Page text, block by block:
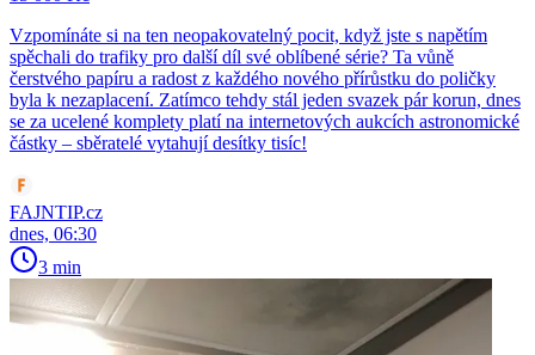
Vzpomínáte si na ten neopakovatelný pocit, když jste s napětím
spěchali do trafiky pro další díl své oblíbené série? Ta vůně
čerstvého papíru a radost z každého nového přírůstku do poličky
byla k nezaplacení. Zatímco tehdy stál jeden svazek pár korun, dnes
se za ucelené komplety platí na internetových aukcích astronomické
částky – sběratelé vytahují desítky tisíc!
FAJNTIP.cz
dnes, 06:30
3 min